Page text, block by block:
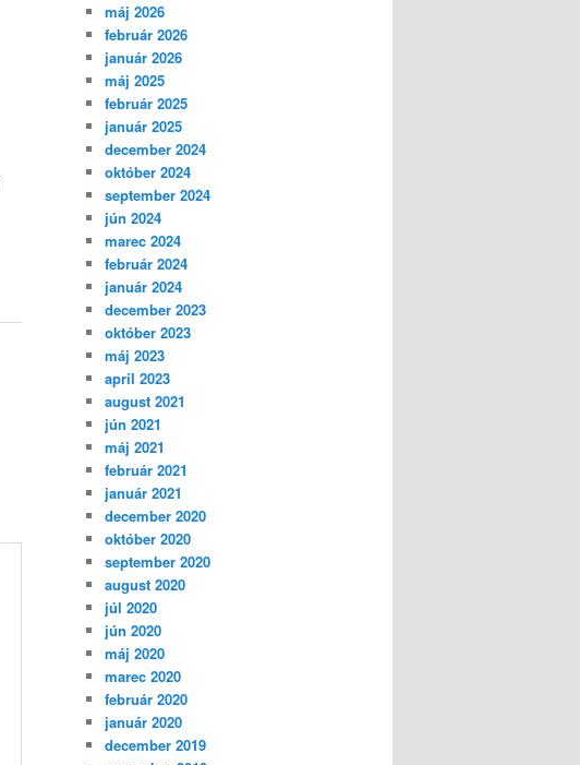
máj 2026
február 2026
január 2026
máj 2025
február 2025
január 2025
december 2024
október 2024
september 2024
jún 2024
marec 2024
február 2024
január 2024
december 2023
október 2023
máj 2023
apríl 2023
august 2021
jún 2021
máj 2021
február 2021
január 2021
december 2020
október 2020
september 2020
august 2020
júl 2020
jún 2020
máj 2020
marec 2020
február 2020
január 2020
december 2019